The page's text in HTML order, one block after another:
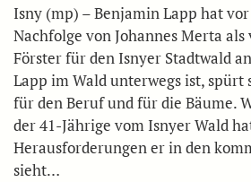
Isny (mp) – Benjamin Lapp hat
Nachfolge von Johannes Merta
Förster für den Isnyer Stadtwald
Lapp im Wald unterwegs ist, spürt
für den Beruf und für die Bäume.
der 41-Jährige vom Isnyer Wald
Herausforderungen er in den
sieht…